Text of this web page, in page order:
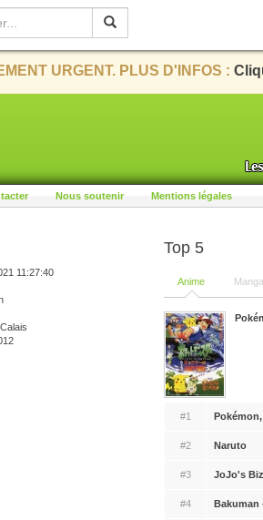
URGENT. PLUS D'INFOS :
Nous soutenir Mentions légales
11:27:40
Top 5
Anime Manga
#1
#2 Naruto
#3 JoJo's
#4 Bakuman